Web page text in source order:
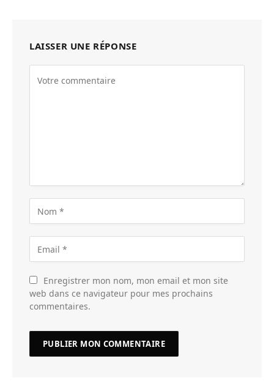
LAISSER UNE RÉPONSE
Enregistrer mon nom, mon email et mon site
web dans ce navigateur pour mes prochains
commentaires.